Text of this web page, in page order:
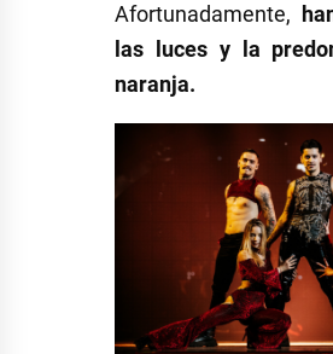
Afortunadamente,
las luces y la
naranja.